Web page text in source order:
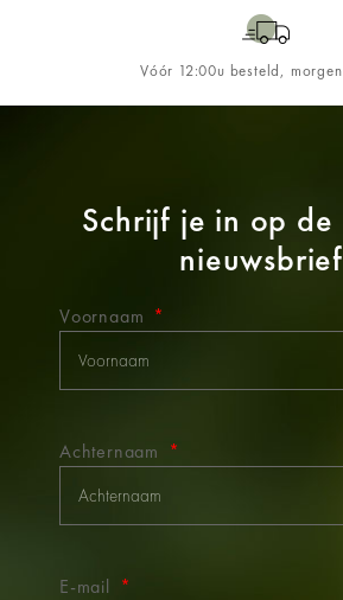
Vóór 12:00u besteld,
Schrijf je in op de
Voornaam
Achternaam
E-mail